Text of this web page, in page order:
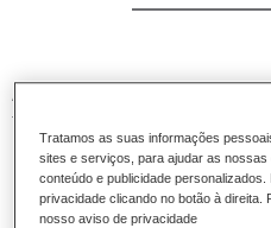
A Base Permacron 293 torna
todos os sistemas de verniz
Bicamada convencional e de
Pode ser aplicada
ligeiros, comerciais e
Tratamos as suas informações
sites e serviços, para ajudar as
conteúdo e publicidade
privacidade clicando no botão à direita.
nosso aviso de privacidade